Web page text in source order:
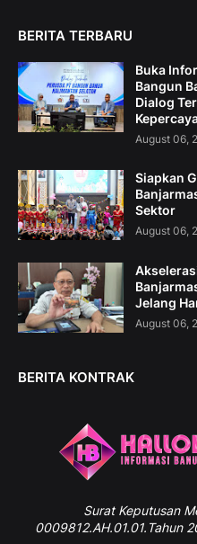
BERITA TERBARU
Buka
Bangun
Dialog
August 06,
Siapkan
Sektor
August 06,
Jelang
August 06,
BERITA KONTRAK
SuratKeputusan
0009812.AH.01.01.Tahun